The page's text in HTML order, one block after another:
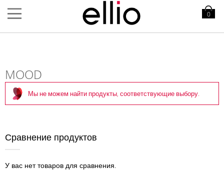
Моя
0
MOOD
Мы не можем найти продукты, соответствующие выбору.
Сравнение продуктов
У вас нет товаров для сравнения.